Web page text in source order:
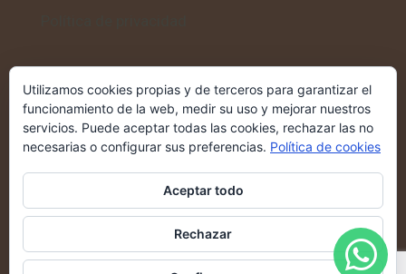
Volver al inicio
Casa Rural Altozano →
Utilizamos cookies propias y de terceros para garantizar el
funcionamiento de la web, medir su uso y mejorar nuestros
servicios. Puede aceptar todas las cookies, rechazar las no
necesarias o configurar sus preferencias. Política de cookies
Aceptar todo
Rechazar